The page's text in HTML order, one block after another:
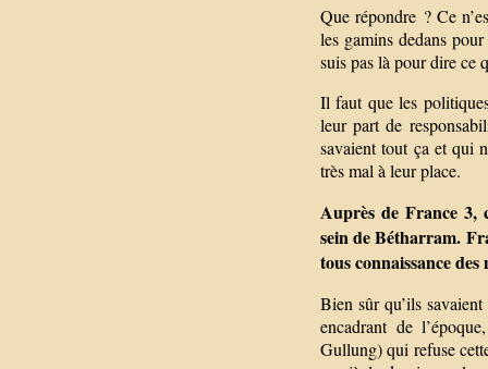
Que répondre ? Ce
les gamins dedans
suis pas là pour dire ce
Il faut que les
leur part de
savaient tout ça et qui
très mal à leur place.
Auprès de France 3,
sein de Bétharram.
tous connaissance
Bien sûr qu’ils
encadrant de
Gullung) qui refuse